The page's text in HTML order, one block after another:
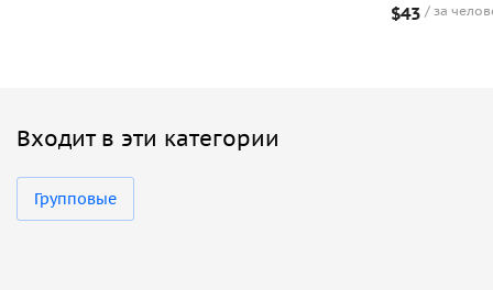
$43 за
Входит в эти категории
Групповые